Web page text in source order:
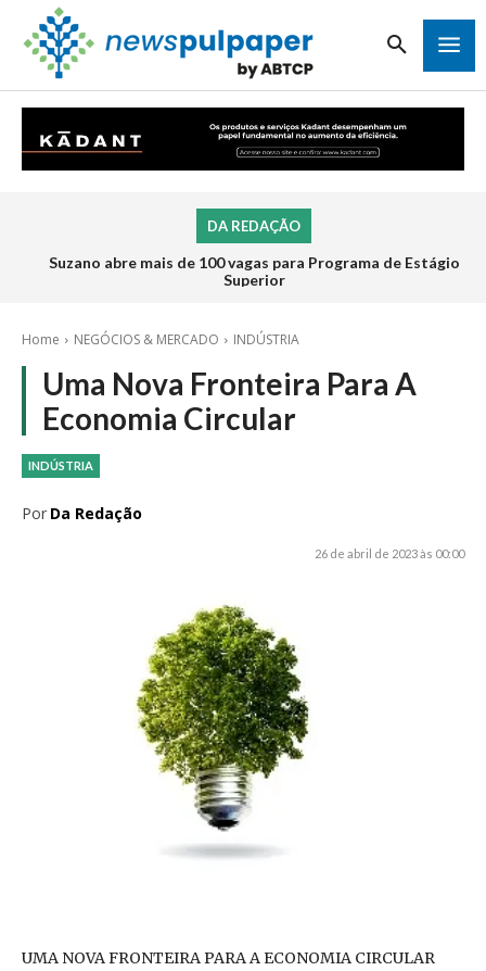
DA REDAÇÃO
Suzano abre mais de 100 vagas para Programa de Estágio
Superior
Home NEGÓCIOS & MERCADO INDÚSTRIA
Uma Nova Fronteira Para A
Economia Circular
INDÚSTRIA
Por Da Redação
26 de abril de 2023 às 00:00
UMA NOVA FRONTEIRA PARA A ECONOMIA CIRCULAR